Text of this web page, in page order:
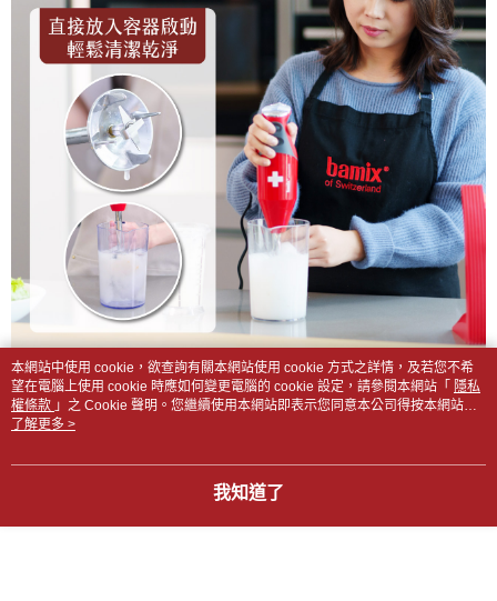
本網站中使用 cookie，欲查詢有關本網站使用 cookie 方式之詳情，及若您不希
望在電腦上使用 cookie 時應如何變更電腦的 cookie 設定，請參閱本網站「 隱私
權條款 」之 Cookie 聲明。您繼續使用本網站即表示您同意本公司得按本網站使
用條款之 Cookie 聲明使用 cookie。
了解更多 >
我知道了